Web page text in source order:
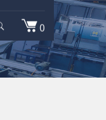
0